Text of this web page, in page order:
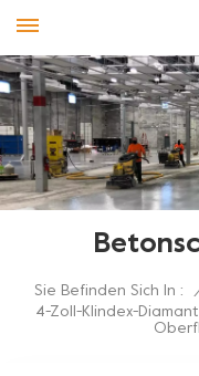
Sie Befinden Sich In :
4-Zoll-Klindex-